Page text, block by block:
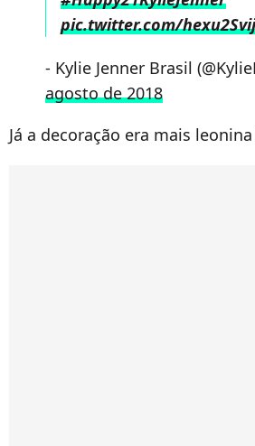
pic.twitter.com/
- Kylie Jenner Brasil
agosto de 2018
Já a decoração era mais